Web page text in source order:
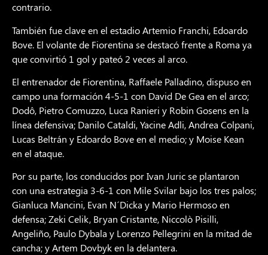
contrario.
También fue clave en el estadio Artemio Franchi, Edoardo
Bove. El volante de Fiorentina se destacó frente a Roma ya
que convirtió 1 gol y pateó 2 veces al arco.
El entrenador de Fiorentina, Raffaele Palladino, dispuso en
campo una formación 4-5-1 con David De Gea en el arco;
Dodô, Pietro Comuzzo, Luca Ranieri y Robin Gosens en la
línea defensiva; Danilo Cataldi, Yacine Adli, Andrea Colpani,
Lucas Beltrán y Edoardo Bove en el medio; y Moise Kean
en el ataque.
Por su parte, los conducidos por Ivan Juric se plantaron
con una estrategia 3-6-1 con Mile Svilar bajo los tres palos;
Gianluca Mancini, Evan N´Dicka y Mario Hermoso en
defensa; Zeki Celik, Bryan Cristante, Niccolò Pisilli,
Angeliño, Paulo Dybala y Lorenzo Pellegrini en la mitad de
cancha; y Artem Dovbyk en la delantera.